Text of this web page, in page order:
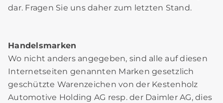
dar. Fragen Sie uns daher zum letzten Stand.
Handelsmarken
Wo nicht anders angegeben, sind alle auf diesen
Internetseiten genannten Marken gesetzlich
geschützte Warenzeichen von der Kestenholz
Automotive Holding AG resp. der Daimler AG, dies